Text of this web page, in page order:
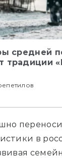
средней
традиции
в